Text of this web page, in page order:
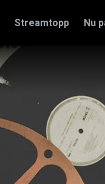
Streamtopp Nu